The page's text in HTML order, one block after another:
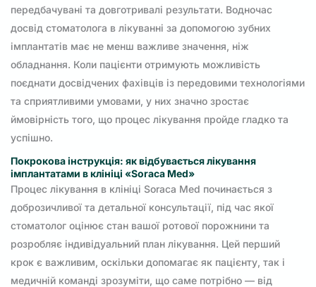
передбачувані та довготривалі результати. Водночас
досвід стоматолога в лікуванні за допомогою зубних
імплантатів має не менш важливе значення, ніж
обладнання. Коли пацієнти отримують можливість
поєднати досвідчених фахівців із передовими технологіями
та сприятливими умовами, у них значно зростає
ймовірність того, що процес лікування пройде гладко та
успішно.
Покрокова інструкція: як відбувається лікування
імплантатами в клініці «Soraca Med»
Процес лікування в клініці Soraca Med починається з
доброзичливої та детальної консультації, під час якої
стоматолог оцінює стан вашої ротової порожнини та
розробляє індивідуальний план лікування. Цей перший
крок є важливим, оскільки допомагає як пацієнту, так і
медичній команді зрозуміти, що саме потрібно — від